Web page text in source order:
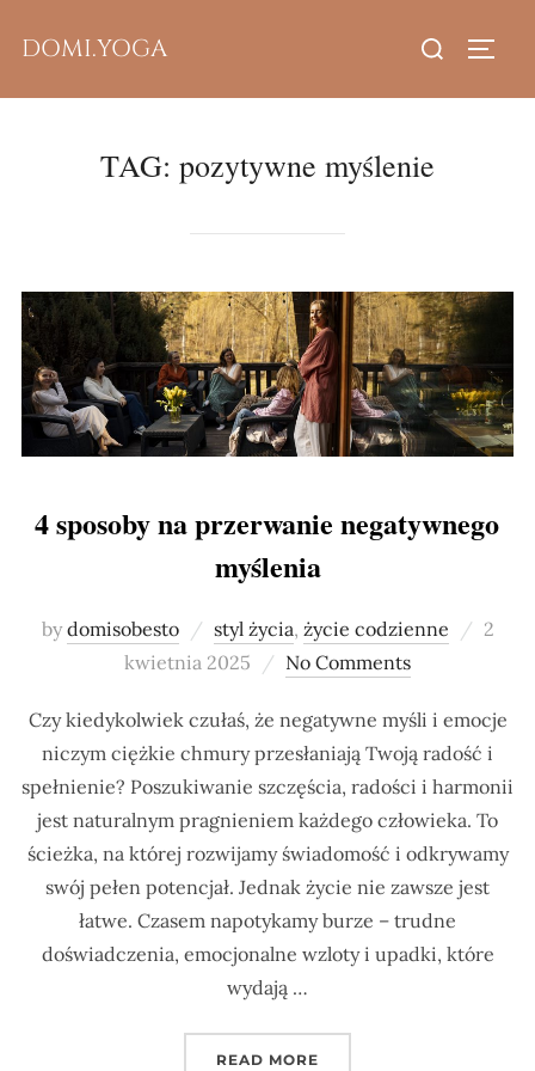
DOMI.YOGA
Search
TAG: pozytywne myślenie
4 sposoby na przerwanie negatywnego
myślenia
bydomisobesto styl życia, życie codzienne
2
kwietnia 2025
No Comments
Czy kiedykolwiek czułaś, że negatywne myśli i emocje
niczym ciężkie chmury przesłaniają Twoją radość i
spełnienie? Poszukiwanie szczęścia, radości i harmonii
jest naturalnym pragnieniem każdego człowieka. To
ścieżka, na której rozwijamy świadomość i odkrywamy
swój pełen potencjał. Jednak życie nie zawsze jest
łatwe. Czasem napotykamy burze – trudne
doświadczenia, emocjonalne wzloty i upadki, które
wydają …
READ MORE